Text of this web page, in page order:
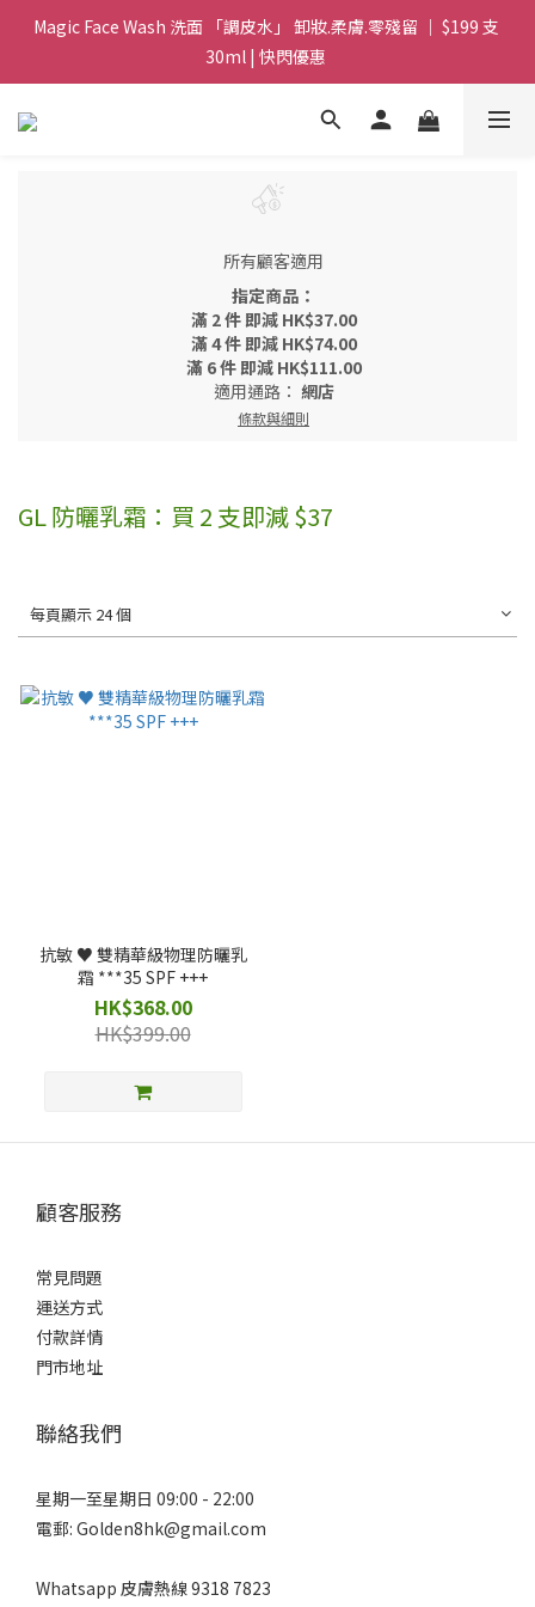
Magic Face Wash 洗面 「調皮水」 卸妝.柔膚.零殘留 ｜ $199 支
30ml | 快閃優惠
Magic Face Wash 洗面 「調皮水」 卸妝.柔膚.零殘留 ｜ $199 支
30ml | 快閃優惠
G8 皇牌孖寶 ｜ 鱷魚油精華 + Soothing Cream 套裝 | $488 set 2
買滿 $1800 送支 洗面 「調皮水」 原價 $268 / 支 30ml  🎁 ｜  送完
30ml | 快閃優惠
所有顧客適用
指定商品：
滿 2 件 即減 HK$37.00
滿 4 件 即減 HK$74.00
滿 6 件 即減 HK$111.00
適用通路： 網店
條款與細則
GL 防曬乳霜：買 2 支即減 $37
每頁顯示 24 個
抗敏 ♥️ 雙精華級物理防曬乳
霜 ***35 SPF +++
HK$368.00
HK$399.00
顧客服務
常見問題
運送方式
付款詳情
門市地址
聯絡我們
星期一至星期日 09:00 - 22:00
電郵: Golden8hk@gmail.com
Whatsapp 皮膚熱線 9318 7823